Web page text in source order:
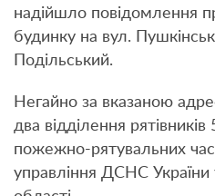
надійшло повідомлення
будинку на вул.
Подільський.
Негайно за вказаною
два відділення
пожежно-рятувальних
управління ДСНС України